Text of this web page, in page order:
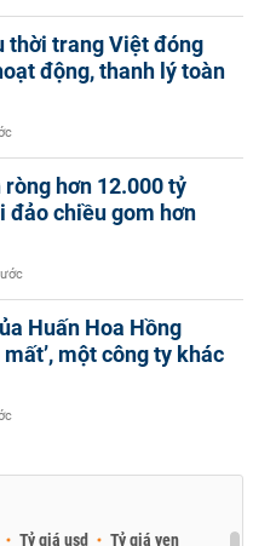
thời trang Việt đóng
động, thanh lý toàn
ròng hơn 12.000 tỷ
đảo chiều gom hơn
Huấn Hoa Hồng
một công ty khác
Tỷ giá usd Tỷ giá yen